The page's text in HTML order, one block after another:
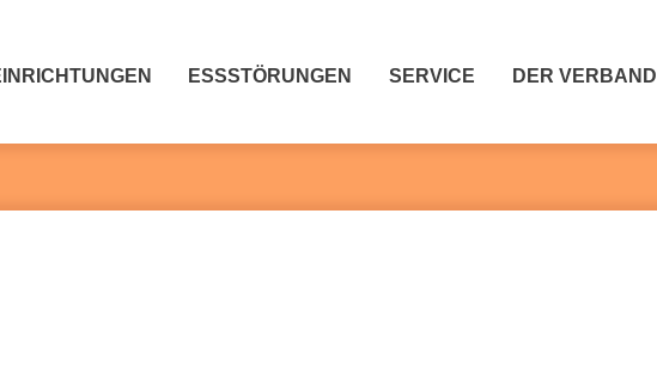
ESSSTÖRUNGEN SERVICE DER VERBAND